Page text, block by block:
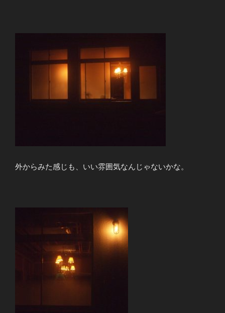
外からみた感じも、いい雰囲気なんじゃないかな。